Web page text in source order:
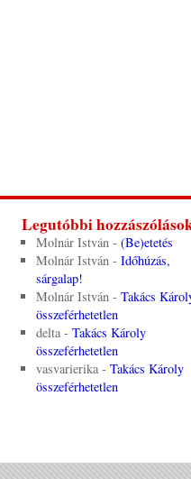
Legutóbbi
Molnár István- (Be)etetés
Molnár István- Időhúzás,
sárgalap!
Molnár István- Takács
összeférhetetlen
delta- Takács Károly
összeférhetetlen
vasvarierika- Takács Károly
összeférhetetlen